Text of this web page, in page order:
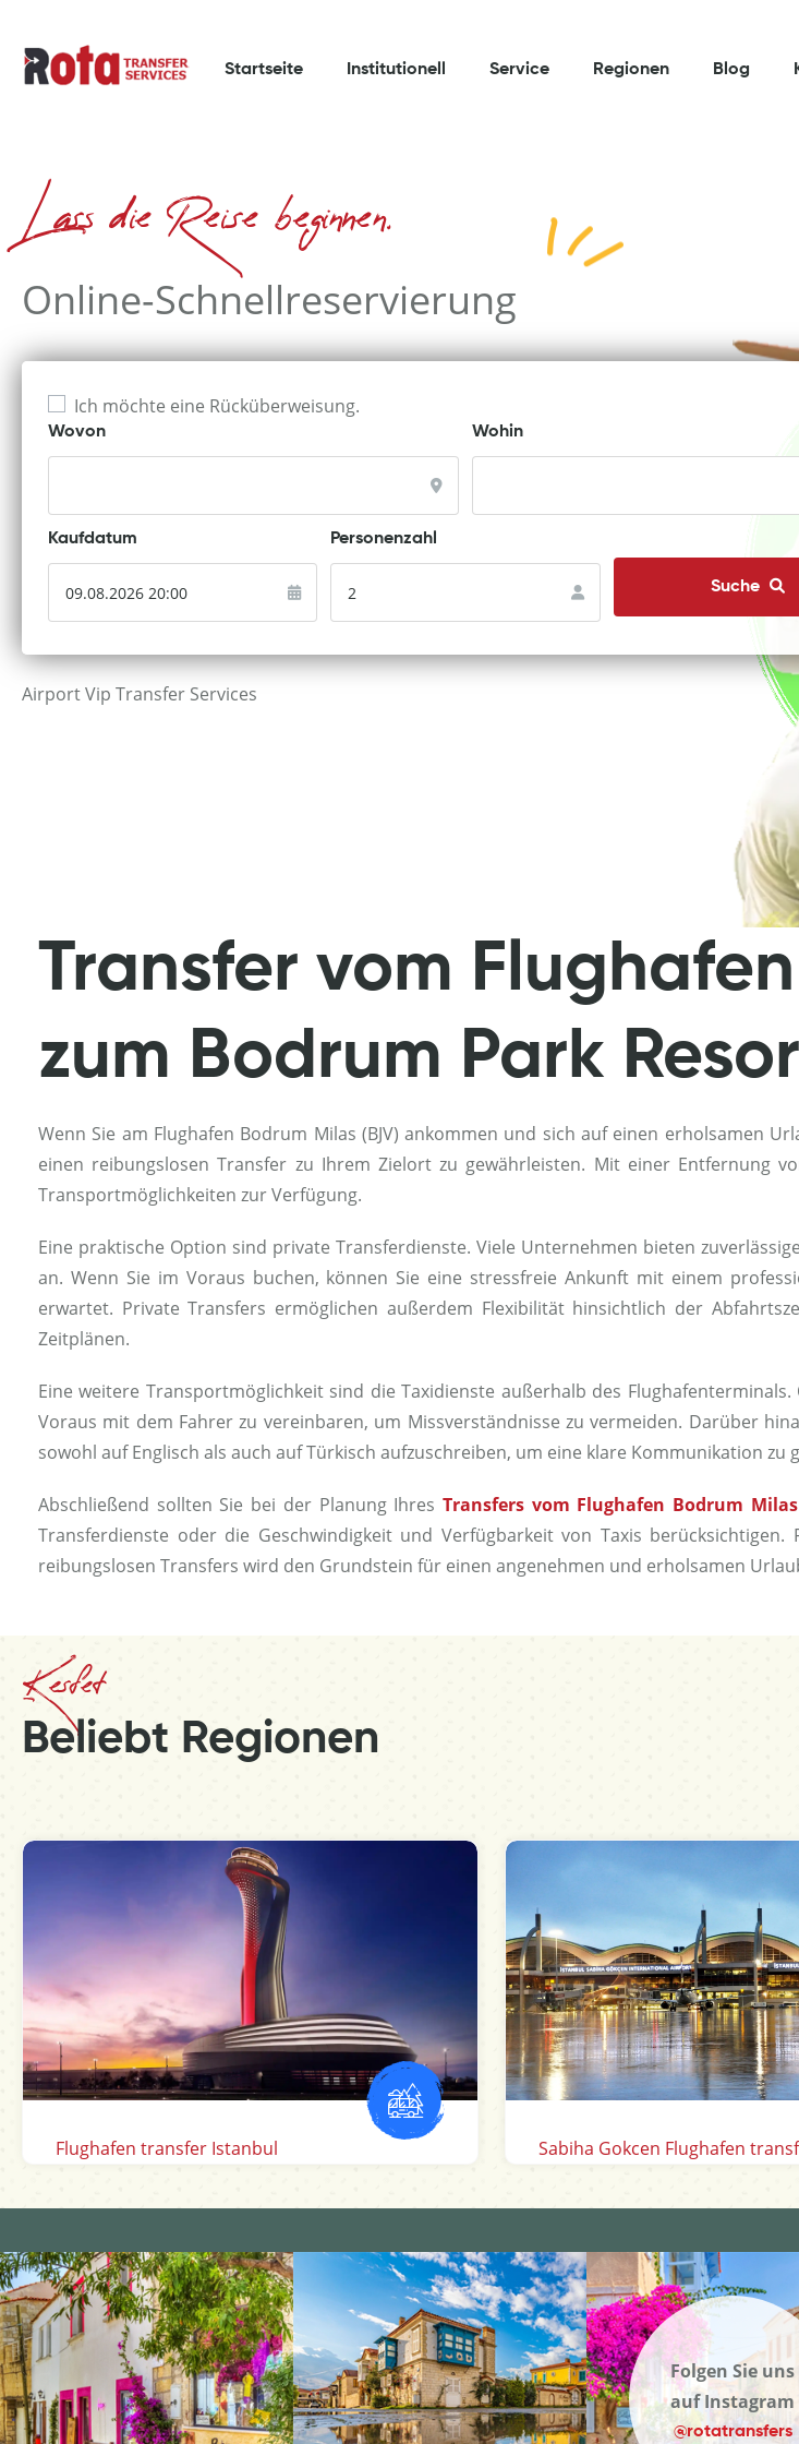
Startseite Institutionell Service Regionen Blog
Lass die Reise beginnen.
Online-Schnellreservierung
Ich möchte eine Rücküberweisung.
Wovon Wohin
Kaufdatum Personenzahl
Suche
Airport Vip Transfer Services
Transfer vom
zum Bodrum Park
Wenn Sie am Flughafen Bodrum Milas (BJV) ankommen und sich auf einen erholsamen
einen reibungslosen Transfer zu Ihrem Zielort zu gewährleisten. Mit einer Entfernung
Transportmöglichkeiten zur Verfügung.
Eine praktische Option sind private Transferdienste. Viele Unternehmen bieten
an. Wenn Sie im Voraus buchen, können Sie eine stressfreie Ankunft mit einem
erwartet. Private Transfers ermöglichen außerdem Flexibilität hinsichtlich der
Zeitplänen.
Eine weitere Transportmöglichkeit sind die Taxidienste außerhalb des
Voraus mit dem Fahrer zu vereinbaren, um Missverständnisse zu vermeiden. Darüber
sowohl auf Englisch als auch auf Türkisch aufzuschreiben, um eine klare Kommunikation zu
Abschließend sollten Sie bei der Planung Ihres Transfers vom Flughafen Bodrum
Transferdienste oder die Geschwindigkeit und Verfügbarkeit von Taxis
reibungslosen Transfers wird den Grundstein für einen angenehmen und erholsamen
Kesfet
Beliebt Regionen
Mugla Dalaman Flughafen transfer Antalya Flughafen transfer
Folgen Sie uns
auf Instagram
@rotatransfers